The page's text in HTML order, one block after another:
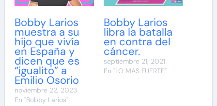
Bobby Larios
muestra a su
hijo que vivía
en España y
dicen que es
“igualito” a
Emilio Osorio
noviembre 22, 2023
En "Bobby Larios"
Bobby Larios
libra la batalla
en contra del
cáncer.
septiembre 21, 2021
En "LO MAS FUERTE"